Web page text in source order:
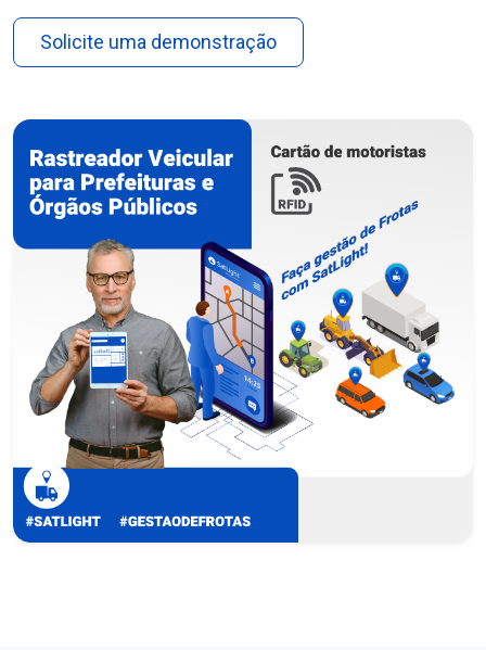
Solicite uma demonstração